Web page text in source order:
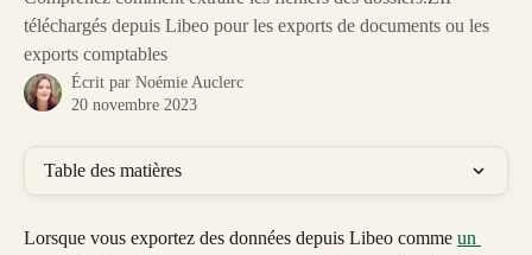
téléchargés depuis Libeo pour les exports de documents ou les
exports comptables
Écrit par Noémie Auclerc
20 novembre 2023
Table des matières
Lorsque vous exportez des données depuis Libeo comme un